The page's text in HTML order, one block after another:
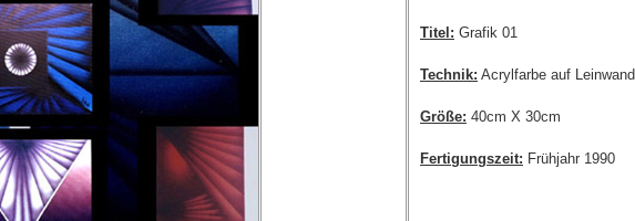
Titel: Grafik 01
Technik: Acrylfarbe auf Leinwand
Größe: 40cm X 30cm
Fertigungszeit: Frühjahr 1990